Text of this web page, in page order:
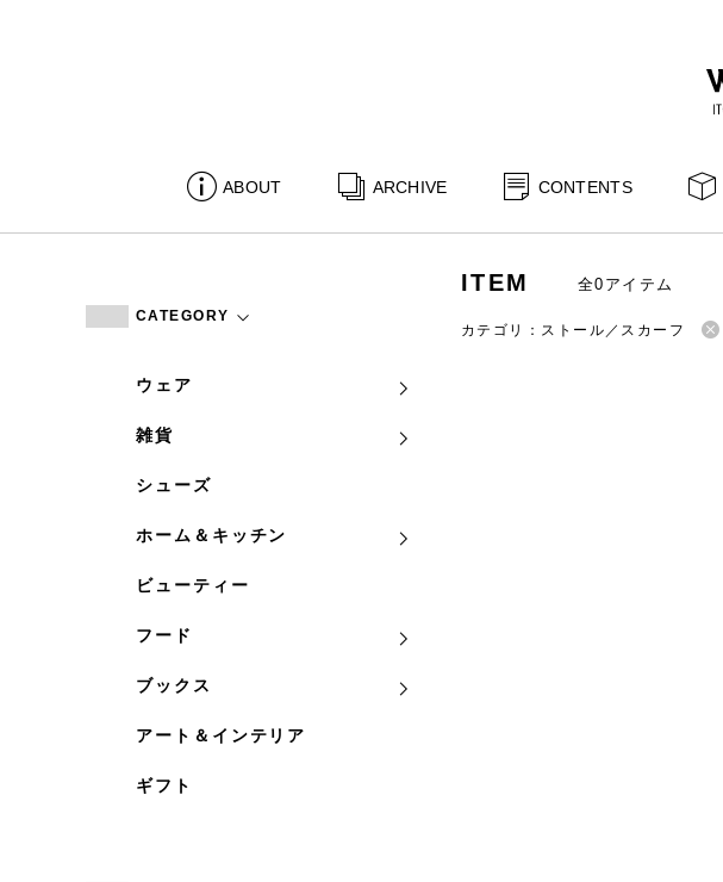
ABOUT ARCHIVE CONTENTS
CATEGORY
ウェア
雑貨
シューズ
ホーム＆キッチン
ビューティー
フード
ブックス
アート＆インテリア
ギフト
ITEM 全0アイテム
カテゴリ：ストール／スカーフ